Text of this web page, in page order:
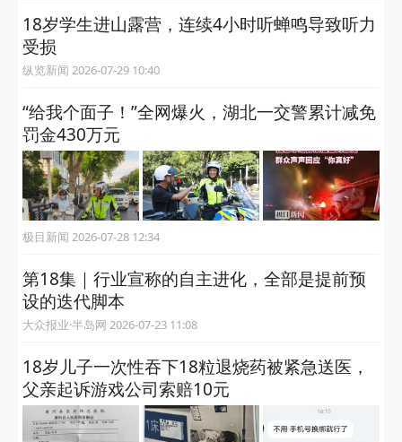
18岁学生进山露营，连续4小时听蝉鸣导致听力
受损
纵览新闻 2026-07-29 10:40
“给我个面子！”全网爆火，湖北一交警累计减免
罚金430万元
极目新闻 2026-07-28 12:34
第18集｜行业宣称的自主进化，全部是提前预
设的迭代脚本
大众报业·半岛网 2026-07-23 11:08
18岁儿子一次性吞下18粒退烧药被紧急送医，
父亲起诉游戏公司索赔10元